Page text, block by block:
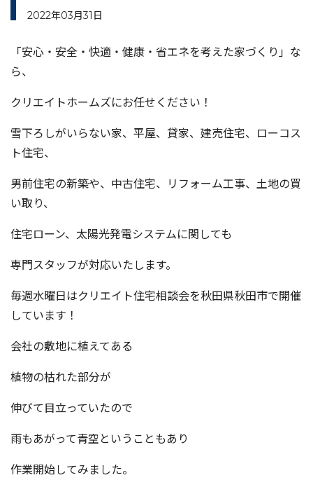
2022年03月31日
「安心・安全・快適・健康・省エネを考えた家づくり」な
ら、
クリエイトホームズにお任せください！
雪下ろしがいらない家、平屋、貸家、建売住宅、ローコス
ト住宅、
男前住宅の新築や、中古住宅、リフォーム工事、土地の買
い取り、
住宅ローン、太陽光発電システムに関しても
専門スタッフが対応いたします。
毎週水曜日はクリエイト住宅相談会を秋田県秋田市で開催
しています！
会社の敷地に植えてある
植物の枯れた部分が
伸びて目立っていたので
雨もあがって青空ということもあり
作業開始してみました。